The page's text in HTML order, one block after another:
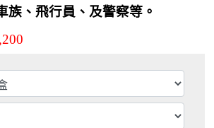
族、飛行員、及警察等。